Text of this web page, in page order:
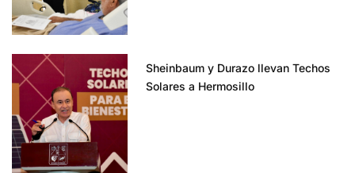
Sheinbaum y Durazo llevan Techos
Solares a Hermosillo